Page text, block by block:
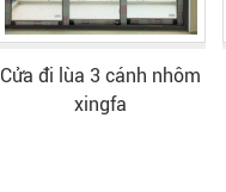
Cửa đi lùa 3 cánh nhôm
xingfa